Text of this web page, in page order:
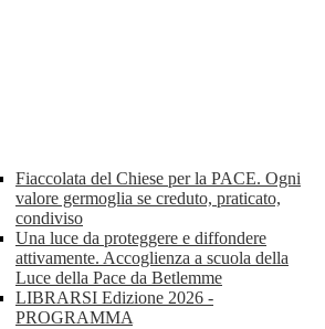
Fiaccolata del Chiese per la PACE. Ogni
valore germoglia se creduto, praticato,
condiviso
Una luce da proteggere e diffondere
attivamente. Accoglienza a scuola della
Luce della Pace da Betlemme
LIBRARSI Edizione 2026 -
PROGRAMMA